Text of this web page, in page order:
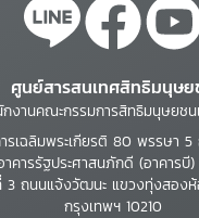
ศูนย์สารสนเทศสิทธิมนุษ
กงานคณะกรรมการสิทธิมนุษยช
รเฉลิมพระเกียรติ 80 พรรษา 5
าคารรัฐประศาสนภักดี (อาคารบี
3 ถนนแจ้งวัฒนะ แขวงทุ่งสอง
กรุงเทพฯ 10210